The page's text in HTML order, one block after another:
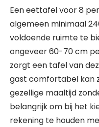
Een eettafel voor 8
algemeen minimaal
voldoende ruimte te
ongeveer 60-70 cm
zorgt een tafel van
gast comfortabel kan
gezellige maaltijd
belangrijk om bij het
rekening te houden